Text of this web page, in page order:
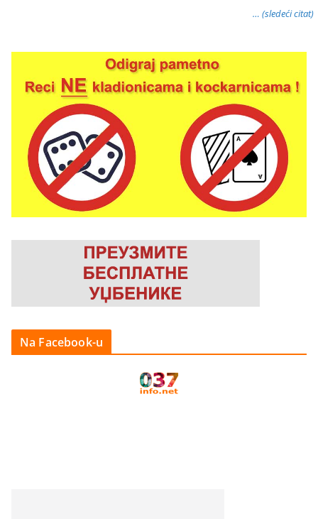
… (sledeći citat)
Na Facebook-u